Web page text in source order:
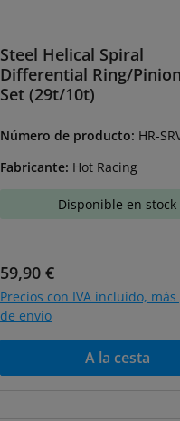
Steel Helical Spiral
Differential Ring/
Set (29t/10t)
Número de producto: HR-
Fabricante: Hot Racing
Disponible en stock
Precio normal:
59,90 €
Precios con IVA incluido, más
de envío
A la cesta